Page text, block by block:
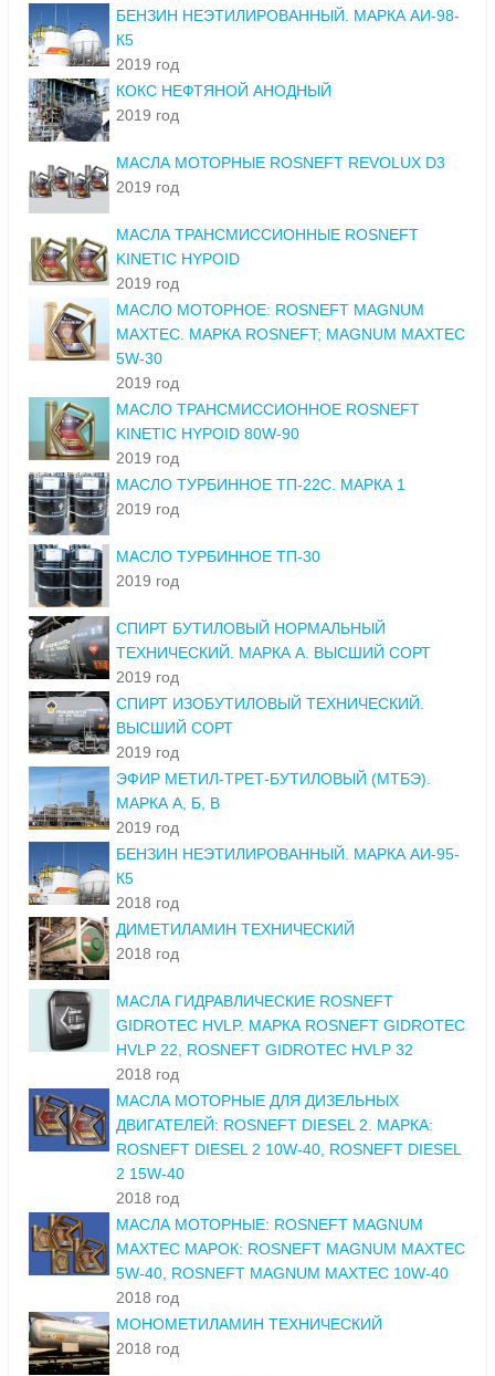
БЕНЗИН НЕЭТИЛИРОВАННЫЙ. МАРКА АИ-98-
К5
2019 год
КОКС НЕФТЯНОЙ АНОДНЫЙ
2019 год
МАСЛА МОТОРНЫЕ ROSNEFT REVOLUX D3
2019 год
МАСЛА ТРАНСМИССИОННЫЕ ROSNEFT
KINETIC HYPOID
2019 год
МАСЛО МОТОРНОЕ: ROSNEFT MAGNUM
MAXTEC. МАРКА ROSNEFT; MAGNUM MAXTEC
5W-30
2019 год
МАСЛО ТРАНСМИССИОННОЕ ROSNEFT
KINETIC HYPOID 80W-90
2019 год
МАСЛО ТУРБИННОЕ ТП-22С. МАРКА 1
2019 год
МАСЛО ТУРБИННОЕ ТП-30
2019 год
СПИРТ БУТИЛОВЫЙ НОРМАЛЬНЫЙ
ТЕХНИЧЕСКИЙ. МАРКА А. ВЫСШИЙ СОРТ
2019 год
СПИРТ ИЗОБУТИЛОВЫЙ ТЕХНИЧЕСКИЙ.
ВЫСШИЙ СОРТ
2019 год
ЭФИР МЕТИЛ-ТРЕТ-БУТИЛОВЫЙ (МТБЭ).
МАРКА А, Б, В
2019 год
БЕНЗИН НЕЭТИЛИРОВАННЫЙ. МАРКА АИ-95-
К5
2018 год
ДИМЕТИЛАМИН ТЕХНИЧЕСКИЙ
2018 год
МАСЛА ГИДРАВЛИЧЕСКИЕ ROSNEFT
GIDROTEC HVLP. МАРКА ROSNEFT GIDROTEC
HVLP 22, ROSNEFT GIDROTEC HVLP 32
2018 год
МАСЛА МОТОРНЫЕ ДЛЯ ДИЗЕЛЬНЫХ
ДВИГАТЕЛЕЙ: ROSNEFT DIESEL 2. МАРКА:
ROSNEFT DIESEL 2 10W-40, ROSNEFT DIESEL
2 15W-40
2018 год
МАСЛА МОТОРНЫЕ: ROSNEFT MAGNUM
MAXTEC МАРОК: ROSNEFT MAGNUM MAXTEC
5W-40, ROSNEFT MAGNUM MAXTEC 10W-40
2018 год
МОНОМЕТИЛАМИН ТЕХНИЧЕСКИЙ
2018 год